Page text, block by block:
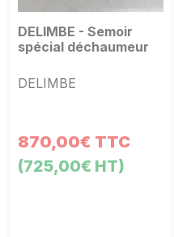
DELIMBE - Semoir
spécial déchaumeur
DELIMBE
870,00€ TTC
(725,00€ HT)